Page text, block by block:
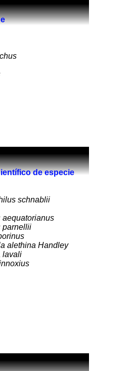
de especie
schnablii
aequatorianus
parnellii
alethina Handley
lavali